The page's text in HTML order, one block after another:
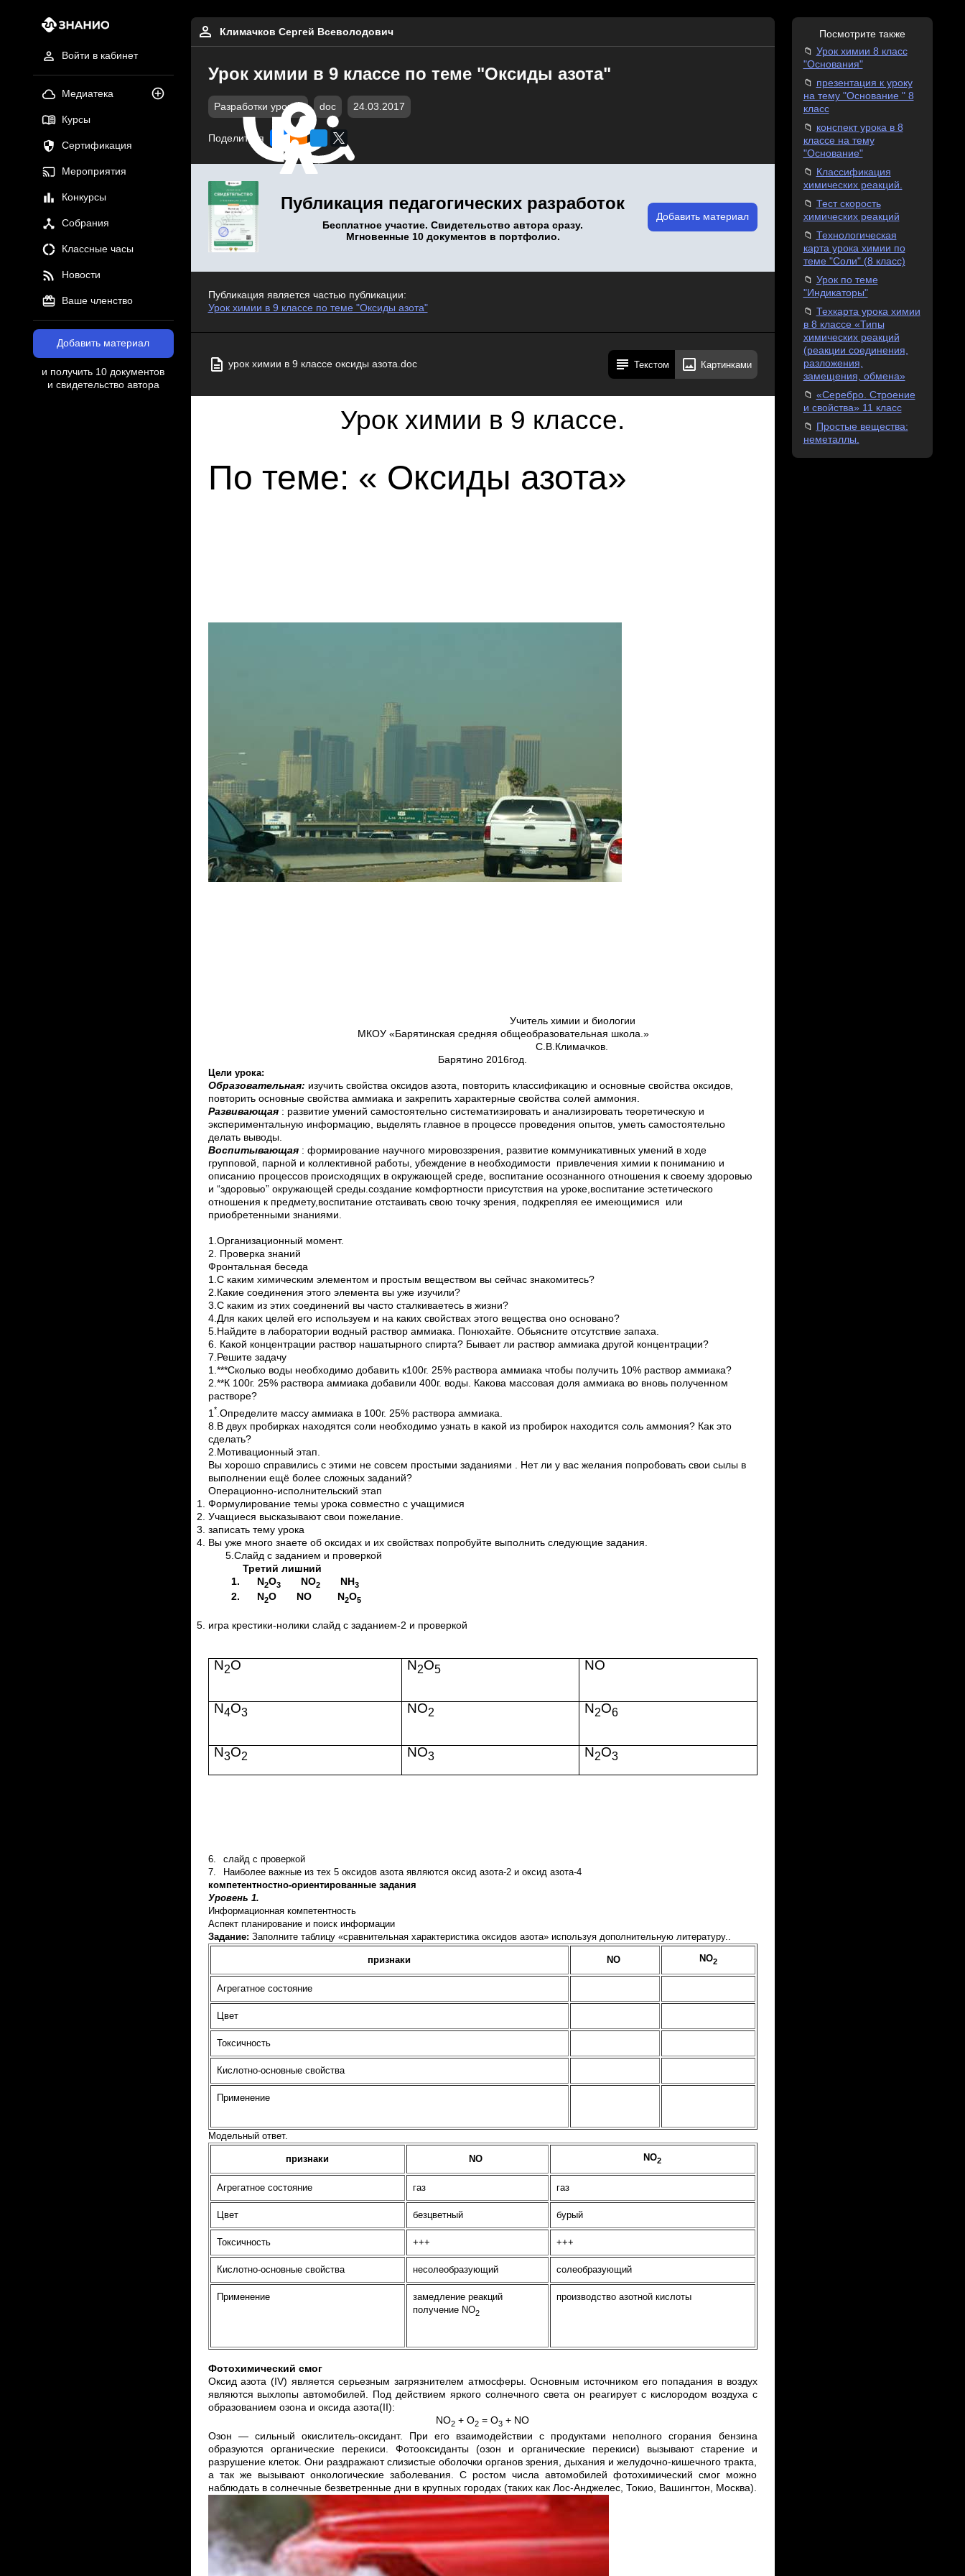
Войти в кабинет
Медиатека
Курсы
Сертификация
Мероприятия
Конкурсы
Собрания
Классные часы
Новости
Ваше членство
Добавить материал
и получить 10 документов
и свидетельство автора
Климачков Сергей Всеволодович
Урок химии в 9 классе по теме "Оксиды азота"
Разработки уроков doc 24.03.2017
Поделиться
Публикация педагогических разработок
Бесплатное участие. Свидетельство автора сразу.
Мгновенные 10 документов в портфолио.
Добавить материал
Публикация является частью публикации:
Урок химии в 9 классе по теме "Оксиды азота"
урок химии в 9 классе оксиды азота.doc Текстом Картинками
Урок химии в 9 классе.
По теме: « Оксиды азота»
Учитель химии и биологии
МКОУ «Барятинская средняя общеобразовательная школа.»
С.В.Климачков.
Барятино 2016год.
Цели урока:
Образовательная: изучить свойства оксидов азота, повторить классификацию и основные свойства оксидов,
повторить основные свойства аммиака и закрепить характерные свойства солей аммония.
Развивающая: развитие умений самостоятельно систематизировать и анализировать теоретическую и
экспериментальную информацию, выделять главное в процессе проведения опытов, уметь самостоятельно
делать выводы.
Воспитывающая: формирование научного мировоззрения, развитие коммуникативных умений в ходе
групповой, парной и коллективной работы, убеждение в необходимости привлечения химии к пониманию и
описанию процессов происходящих в окружающей среде, воспитание осознанного отношения к своему здоровью
и “здоровью” окружающей среды.создание комфортности присутствия на уроке,воспитание эстетического
отношения к предмету,воспитание отстаивать свою точку зрения, подкрепляя ее имеющимися или
приобретенными знаниями.
1.Организационный момент.
2. Проверка знаний
Фронтальная беседа
1.С каким химическим элементом и простым веществом вы сейчас знакомитесь?
2.Какие соединения этого элемента вы уже изучили?
3.С каким из этих соединений вы часто сталкиваетесь в жизни?
4.Для каких целей его используем и на каких свойствах этого вещества оно основано?
5.Найдите в лаборатории водный раствор аммиака. Понюхайте. Обьясните отсутствие запаха.
6. Какой концентрации раствор нашатырного спирта? Бывает ли раствор аммиака другой концентрации?
7.Решите задачу
1.***Сколько воды необходимо добавить к100г. 25% раствора аммиака чтобы получить 10% раствор аммиака?
2.**К 100г. 25% раствора аммиака добавили 400г. воды. Какова массовая доля аммиака во вновь полученном
растворе?
1 *.Определите массу аммиака в 100г. 25% раствора аммиака.
8.В двух пробирках находятся соли необходимо узнать в какой из пробирок находится соль аммония? Как это
сделать?
2.Мотивационный этап.
Вы хорошо справились с этими не совсем простыми заданиями . Нет ли у вас желания попробовать свои сылы в
выполнении ещё более сложных заданий?
Операционно-исполнительский этап
Формулирование темы урока совместно с учащимися
Учащиеся высказывают свои пожелание.
записать тему урока
Вы уже много знаете об оксидах и их свойствах попробуйте выполнить следующие задания.
5.Слайд с заданием и проверкой
Третий лишний
1. N2O3 NO2 NH3
2. N2O NO N2O5
игра крестики-нолики слайд с заданием-2 и проверкой
N2O N2O5 NO
N4O3 NO2 N2O6
N3O2 NO3 N2O3
6.
слайд с проверкой
7.
Наиболее важные из тех 5 оксидов азота являются оксид азота-2 и оксид азота-4
компетентностно-ориентированные задания
Уровень 1.
Информационная компетентность
Аспект планирование и поиск информации
Задание: Заполните таблицу «сравнительная характеристика оксидов азота» используя дополнительную литературу..
признаки NO NO2
Агрегатное состояние
Цвет
Токсичность
Кислотно-основные свойства
Применение
Модельный ответ.
признаки NO NO2
Агрегатное состояние газ газ
Цвет безцветный бурый
Токсичность +++ +++
Кислотно-основные свойства несолеобразующий солеобразующий
Применение
замедление реакций
получение NO2
производство азотной кислоты
Фотохимический смог
Оксид азота (IV) является серьезным загрязнителем атмосферы. Основным источником его попадания в воздух
являются выхлопы автомобилей. Под действием яркого солнечного света он реагирует с кислородом воздуха с
образованием озона и оксида азота(II):
NO2 + O2 = O3 + NO
Озон — сильный окислитель-оксидант. При его взаимодействии с продуктами неполного сгорания бензина
образуются органические перекиси. Фотооксиданты (озон и органические перекиси) вызывают старение и
разрушение клеток. Они раздражают слизистые оболочки органов зрения, дыхания и желудочно-кишечного тракта,
а так же вызывают онкологические заболевания. С ростом числа автомобилей фотохимический смог можно
наблюдать в солнечные безветренные дни в крупных городах (таких как Лос-Анджелес, Токио, Вашингтон, Москва).
Посмотрите также
Урок химии 8 класс
"Основания"
презентация к уроку
на тему "Основание " 8
класс
конспект урока в 8
классе на тему
"Основание"
Классификация
химических реакций.
Тест скорость
химических реакций
Технологическая
карта урока химии по
теме "Соли" (8 класс)
Урок по теме
"Индикаторы"
Техкарта урока химии
в 8 классе «Типы
химических реакций
(реакции соединения,
разложения,
замещения, обмена»
«Серебро. Строение
и свойства» 11 класс
Простые вещества:
неметаллы.